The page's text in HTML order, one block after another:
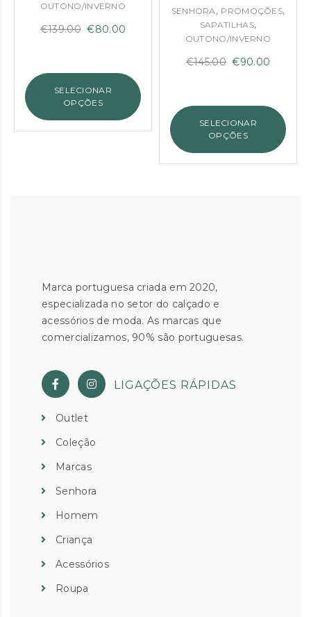
OUTONO/INVERNO
€139.00 O
€139.00.
€80.00
é:
€80.00.
SELECIONAR
OPÇÕES
SENHORA, PROMOÇÕES,
SAPATILHAS,
OUTONO/INVERNO
€145.00 O
€145.00.
€90.00
é:
€90.00.
SELECIONAR
OPÇÕES
Marca portuguesa criada em 2020,
especializada no setor do calçado e
acessórios de moda. As marcas que
comercializamos, 90% são portuguesas.
LIGAÇÕES RÁPIDAS
Outlet
Coleção
Marcas
Senhora
Homem
Criança
Acessórios
Roupa